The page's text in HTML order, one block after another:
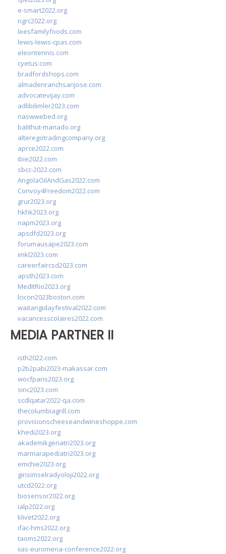
e-smart2022.org
ngrc2022.org
leesfamilyfoods.com
lewis-lewis-cpas.com
eleontennis.com
cyetus.com
bradfordshops.com
almadenranchsanjose.com
advocatevijay.com
adlibilimler2023.com
naswwebed.org
balithut-manado.org
alteregotradingcompany.org
aprce2022.com
ibie2022.com
sbcc-2022.com
AngolaOilAndGas2022.com
Convoy4Freedom2022.com
grur2023.org
hkhk2023.org
napm2023.org
apsdfd2023.org
forumausape2023.com
imkl2023.com
careerfaircsd2023.com
apsth2023.com
MedItRio2023.org
lcicon2023boston.com
waitangidayfestival2022.com
vacancesscolaires2022.com
MEDIA PARTNER II
isth2022.com
p2b2pabi2023-makassar.com
wocfparis2023.org
sinc2023.com
scdlqatar2022-qa.com
thecolumbiagrill.com
provisionscheeseandwineshoppe.com
khedi2023.org
akademikgeriatri2023.org
marmarapediatri2023.org
emchie2023.org
girisimselradyoloji2022.org
utcd2022.org
biosensor2022.org
ialp2022.org
klivet2022.org
ifac-hms2022.org
taoms2022.org
iias-euromena-conference2022.org